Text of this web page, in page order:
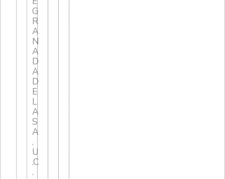
G
R
A
N
A
D
A
D
E
L
A
S
A
.
U
.C
.